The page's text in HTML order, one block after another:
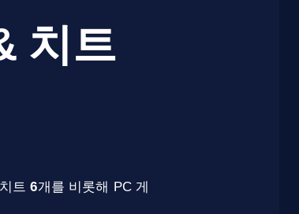
치트
치트6개를 비롯해 PC 게